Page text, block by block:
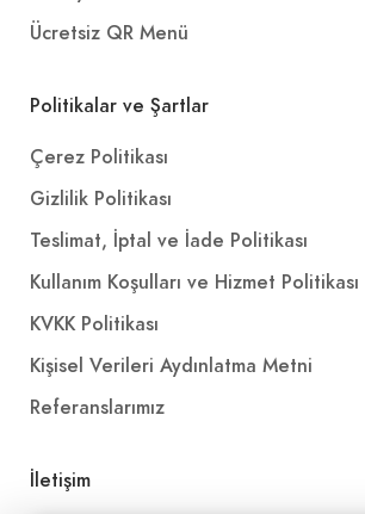
Ücretsiz QR Menü
Politikalar ve Şartlar
Çerez Politikası
Gizlilik Politikası
Teslimat, İptal ve İade Politikası
Kullanım Koşulları ve Hizmet Politikası
KVKK Politikası
Kişisel Verileri Aydınlatma Metni
Referanslarımız
İletişim